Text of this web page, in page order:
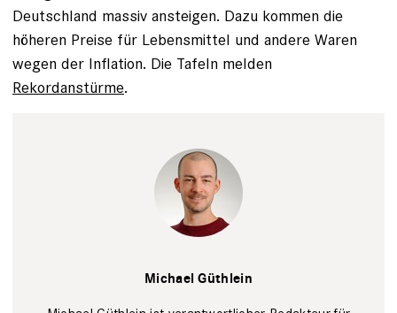
Deutschland massiv ansteigen. Dazu kommen die
höheren Preise für Lebensmittel und andere Waren
wegen der Inflation. Die Tafeln melden
Rekordanstürme.
Michael Güthlein